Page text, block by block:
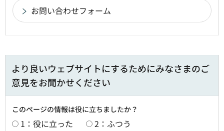
より良いウェブサイトにするためにみなさまのご
意見をお聞かせください
このページの情報は役に立ちましたか？
1：役に立った
2：ふつう